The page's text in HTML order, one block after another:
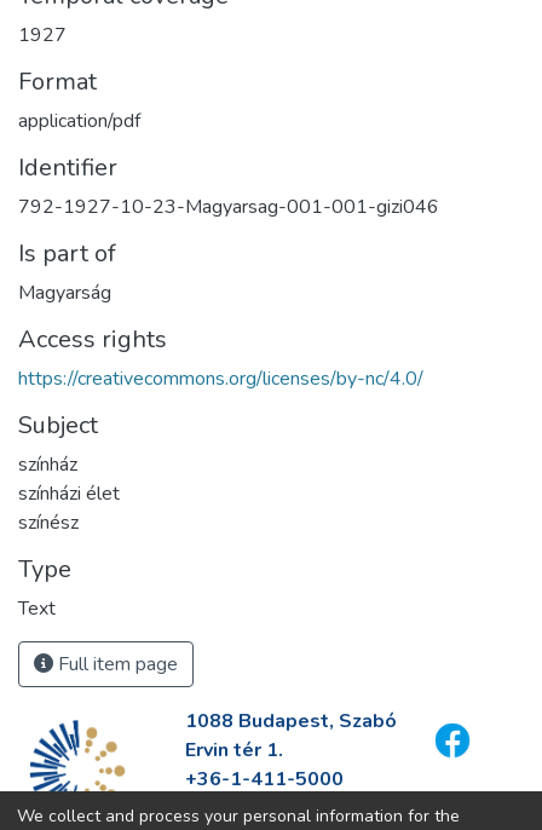
1927
Format
application/pdf
Identifier
792-1927-10-23-Magyarsag-001-001-gizi046
Is part of
Magyarság
Access rights
https://creativecommons.org/licenses/by-nc/4.0/
Subject
színház
színházi élet
színész
Type
Text
Full item page
1088 Budapest, Szabó
Ervin tér 1.
+36-1-411-5000
info@fszek.hu
We collect and process your personal information for the